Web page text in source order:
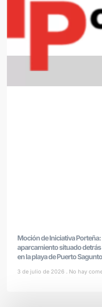
Moción de Iniciativa
aparcamiento situado
en la playa de Puerto Sagunto
3 de julio de 2026 No hay